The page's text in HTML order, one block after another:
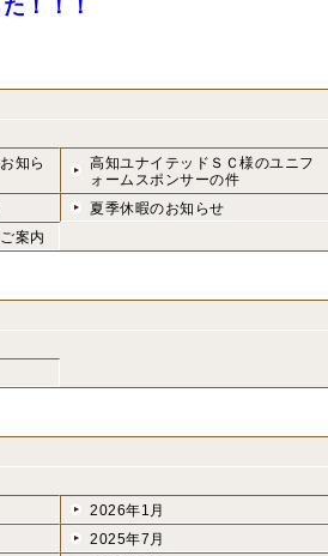
知ら
高知ユナイテッドＳＣ様のユニフ
ォームスポンサーの件
夏季休暇のお知らせ
案内
2026年1月
2025年7月